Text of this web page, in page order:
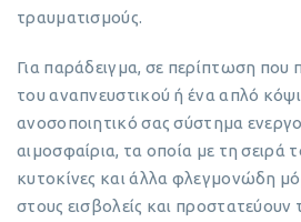
τραυματισμούς.
Για παράδειγμα, σε περίπτωση που
του αναπνευστικού ή ένα απλό
ανοσοποιητικό σας σύστημα
αιμοσφαίρια, τα οποία με τη σειρά
κυτοκίνες και άλλα φλεγμονώδη
στους εισβολείς και προστατεύουν